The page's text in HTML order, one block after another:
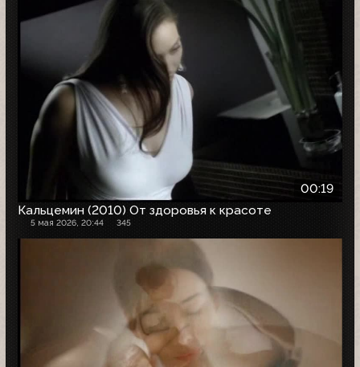
00:19
Кальцемин (2010) От здоровья к красоте
5 мая 2026, 20:44 345